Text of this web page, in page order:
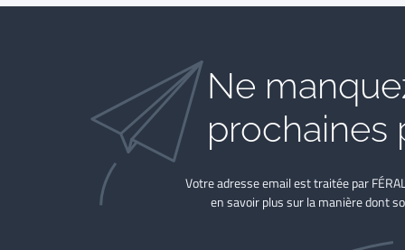
Ne
prochaines
Votre adresse email est traitée par
en savoir plus sur la manière dont